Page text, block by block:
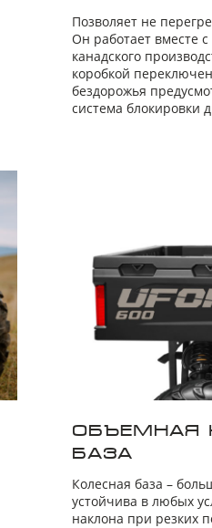
Позволяет не
Он работает вместе
канадского
коробкой
бездорожья
система блокировки
ОБЪЕМНАЯ
БАЗА
Колесная база –
устойчива в любых
наклона при резких